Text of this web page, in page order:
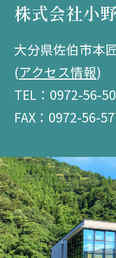
株式会社小
大分県佐伯市本
(アクセス情報)
TEL：0972-56-
FAX：0972-56-